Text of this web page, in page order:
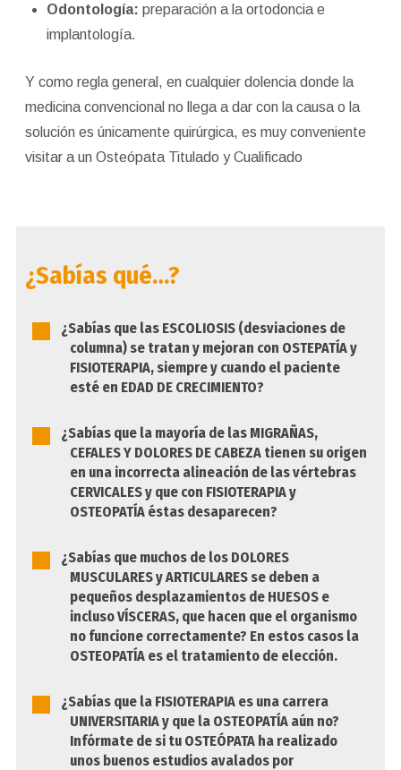
Odontología: preparación a la ortodoncia e
implantología.
Y como regla general, en cualquier dolencia donde la
medicina convencional no llega a dar con la causa o la
solución es únicamente quirúrgica, es muy conveniente
visitar a un Osteópata Titulado y Cualificado
¿Sabías qué…?
¿Sabías que las ESCOLIOSIS (desviaciones de
columna) se tratan y mejoran con OSTEPATÍA y
FISIOTERAPIA, siempre y cuando el paciente
esté en EDAD DE CRECIMIENTO?
¿Sabías que la mayoría de las MIGRAÑAS,
CEFALES Y DOLORES DE CABEZA tienen su origen
en una incorrecta alineación de las vértebras
CERVICALES y que con FISIOTERAPIA y
OSTEOPATÍA éstas desaparecen?
¿Sabías que muchos de los DOLORES
MUSCULARES y ARTICULARES se deben a
pequeños desplazamientos de HUESOS e
incluso VÍSCERAS, que hacen que el organismo
no funcione correctamente? En estos casos la
OSTEOPATÍA es el tratamiento de elección.
¿Sabías que la FISIOTERAPIA es una carrera
UNIVERSITARIA y que la OSTEOPATÍA aún no?
Infórmate de si tu OSTEÓPATA ha realizado
unos buenos estudios avalados por